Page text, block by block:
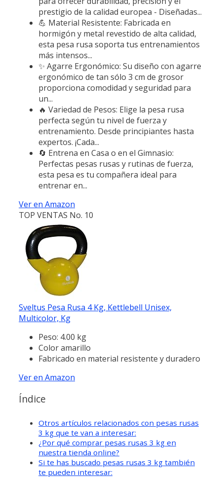
prestigio de la calidad europea - Diseñadas...
💪 Material Resistente: Fabricada en
hormigón y metal revestido de alta calidad,
esta pesa rusa soporta tus entrenamientos
más intensos...
✨ Agarre Ergonómico: Su diseño con agarre
ergonómico de tan sólo 3 cm de grosor
proporciona comodidad y seguridad para
un...
🔥 Variedad de Pesos: Elige la pesa rusa
perfecta según tu nivel de fuerza y
entrenamiento. Desde principiantes hasta
expertos. ¡Cada...
🔄 Entrena en Casa o en el Gimnasio:
Perfectas pesas rusas y rutinas de fuerza,
esta pesa es tu compañera ideal para
entrenar en...
Ver en Amazon
TOP VENTAS No. 10
Sveltus Pesa Rusa 4 Kg, Kettlebell Unisex,
Multicolor, Kg
Peso: 4.00 kg
Color amarillo
Fabricado en material resistente y duradero
Ver en Amazon
Índice
Otros artículos relacionados con pesas rusas
3 kg que te van a interesar:
¿Por qué comprar pesas rusas 3 kg en
nuestra tienda online?
Si te has buscado pesas rusas 3 kg también
te pueden interesar: